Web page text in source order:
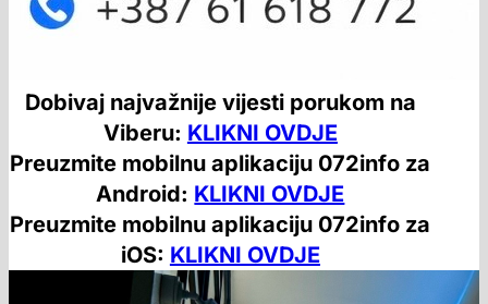
Dobivaj najvažnije vijesti porukom na
Viberu: KLIKNI OVDJE
Preuzmite mobilnu aplikaciju 072info za
Android: KLIKNI OVDJE
Preuzmite mobilnu aplikaciju 072info za
iOS: KLIKNI OVDJE